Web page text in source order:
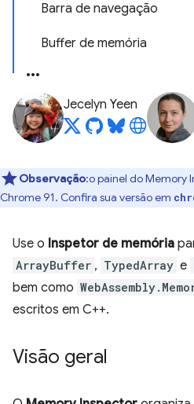
Barra de navegação
Buffer de memória
Jecelyn Yeen
Observação:o painel do Memory
Chrome 91. Confira sua versão em
Use o Inspetor de memória
ArrayBuffer , TypedArray e
bem como
escritos em C++.
Visão geral